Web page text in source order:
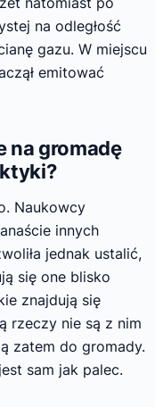
na odległość
gazu. W miejscu
emitować
na gromadę
Naukowcy
innych
jednak ustalić,
się one blisko
znajdują się
rzeczy nie są z nim
zatem do gromady.
sam jak palec.